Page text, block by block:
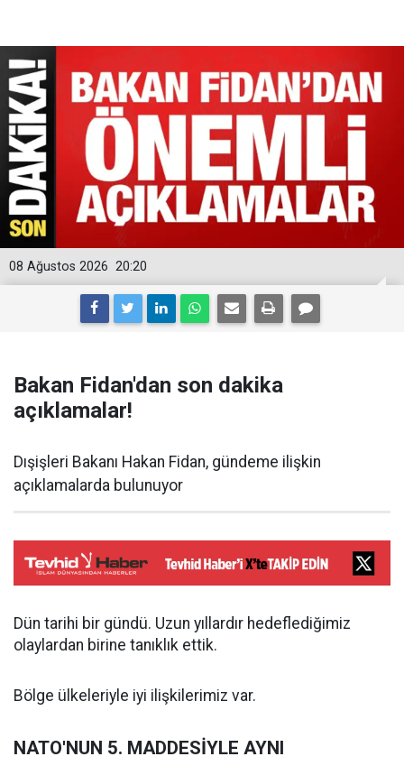
20:20
08 Ağustos 2026
Bakan Fidan'dan son dakika
açıklamalar!
Dışişleri Bakanı Hakan Fidan, gündeme ilişkin
açıklamalarda bulunuyor
Dün tarihi bir gündü. Uzun yıllardır hedeflediğimiz
olaylardan birine tanıklık ettik.
Bölge ülkeleriyle iyi ilişkilerimiz var.
NATO'NUN 5. MADDESİYLE AYNI